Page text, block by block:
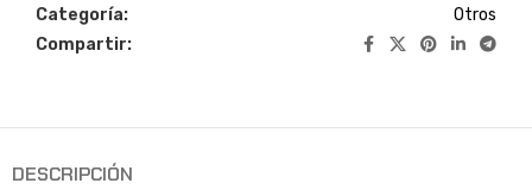
Categoría:
Otros
Compartir:
DESCRIPCIÓN